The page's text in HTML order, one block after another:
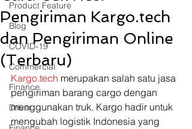
Product Feature
Blog
COVID-19
Commercial
Finance
Driver
Pengiriman Kargo.tech
dan Pengiriman Online
(Terbaru)
Kargo.tech merupakan salah satu jasa
pengiriman barang cargo dengan
menggunakan truk. Kargo hadir untuk
mengubah logistik Indonesia yang